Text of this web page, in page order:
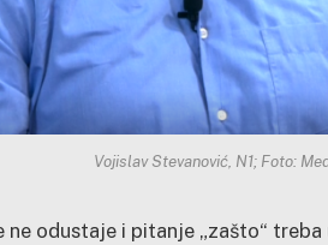
Vojislav Stevanović, N1; Foto:
ne odustaje i pitanje „zašto“